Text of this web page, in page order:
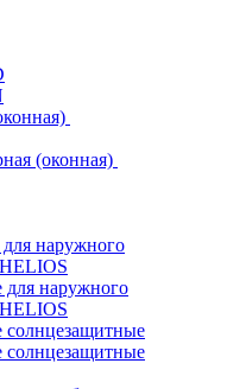
(оконная)
наружного
наружного